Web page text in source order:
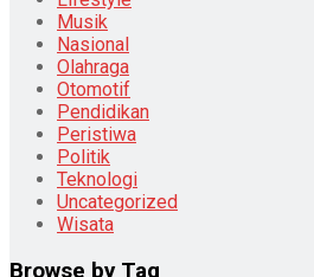
Musik
Nasional
Olahraga
Otomotif
Pendidikan
Peristiwa
Politik
Teknologi
Uncategorized
Wisata
Browse by Tag